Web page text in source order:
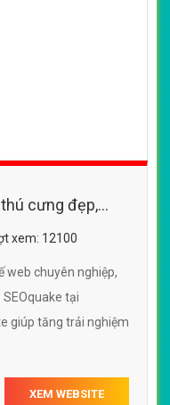
hàng thú
hiệu quả
xem: 13210
BB Pet. Thiết kế web
load website giúp